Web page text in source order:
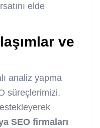
elde
ve
analiz yapma
süreçlerimizi,
SEO firmaları